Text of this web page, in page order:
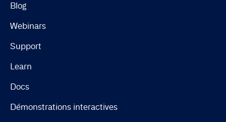
Blog
Webinars
Support
Learn
Docs
Démonstrations interactives